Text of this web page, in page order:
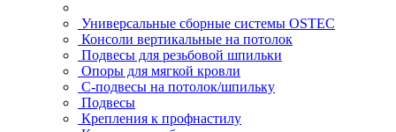
Универсальные сборные системы OSTEC
Консоли вертикальные на потолок
Подвесы для резьбовой шпильки
Опоры для мягкой кровли
С-подвесы на потолок/шпильку
Подвесы
Крепления к профнастилу